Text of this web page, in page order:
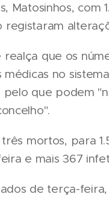
Matosinhos, com
registaram
realça que os
no
pelo que podem
mortos, para
e mais 367
de terça-